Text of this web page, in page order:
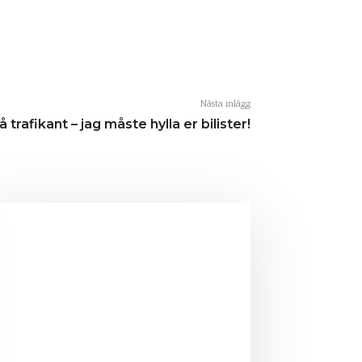
Nästa inlägg
trafikant – jag måste hylla er bilister!